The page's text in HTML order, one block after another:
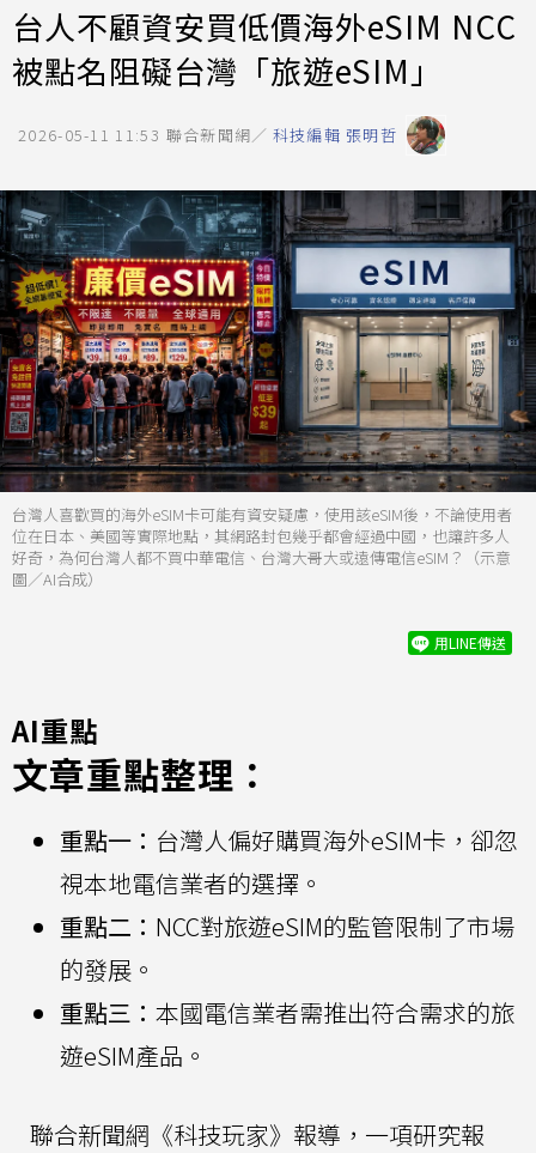
台人不顧資安買低價海外eSIM NCC
被點名阻礙台灣「旅遊eSIM」
2026-05-11 11:53 聯合新聞網／ 科技編輯 張明哲
台灣人喜歡買的海外eSIM卡可能有資安疑慮，使用該eSIM後，不論使用者
位在日本、美國等實際地點，其網路封包幾乎都會經過中國，也讓許多人
好奇，為何台灣人都不買中華電信、台灣大哥大或遠傳電信eSIM？（示意
圖／AI合成）
用LINE傳送
AI重點
文章重點整理：
重點一： 台灣人偏好購買海外eSIM卡，卻忽
視本地電信業者的選擇。
重點二： NCC對旅遊eSIM的監管限制了市場
的發展。
重點三： 本國電信業者需推出符合需求的旅
遊eSIM產品。
聯合新聞網《科技玩家》報導，一項研究報